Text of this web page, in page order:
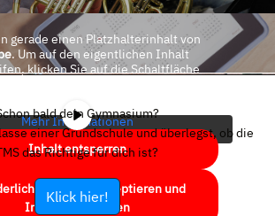
gerade einen Platzhalterinhalt von
. Um auf den eigentlichen Inhalt
klicken Sie auf die Schaltfläche
Mehr Informationen
Inhalt entsperren
Service akzeptieren und
Inhalte entsperren
bald dein Gymnasium?
einer Grundschule und überlegst, ob die
das Richtige für dich ist?
Klick hier!